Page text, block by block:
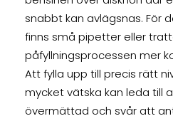
snabbt kan avlägsnas. För
finns små pipetter eller
påfyllningsprocessen mer
Att fylla upp till precis rätt
mycket vätska kan leda till
övermättad och svår att